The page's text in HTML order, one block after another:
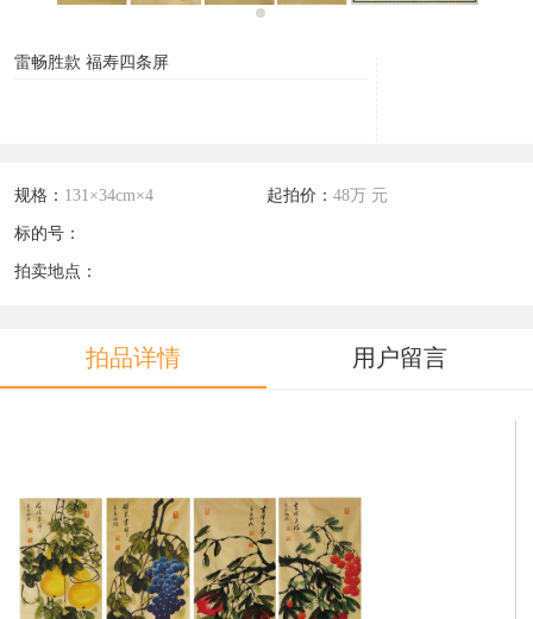
雷畅胜款 福寿四条屏
规格： 131×34cm×4 起拍价： 48万 元
标的号：
拍卖地点：
拍品详情 用户留言